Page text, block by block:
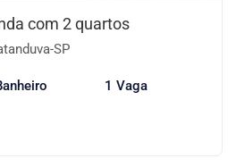
com 2 quartos
SP
1 Vaga